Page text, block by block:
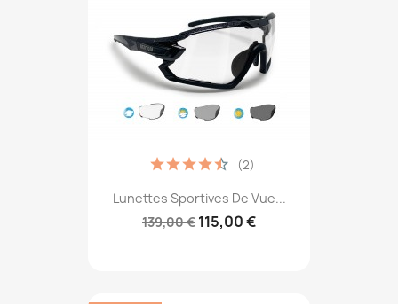
Lunettes Sportives De Vue...
139,00 € 115,00 €
(2)